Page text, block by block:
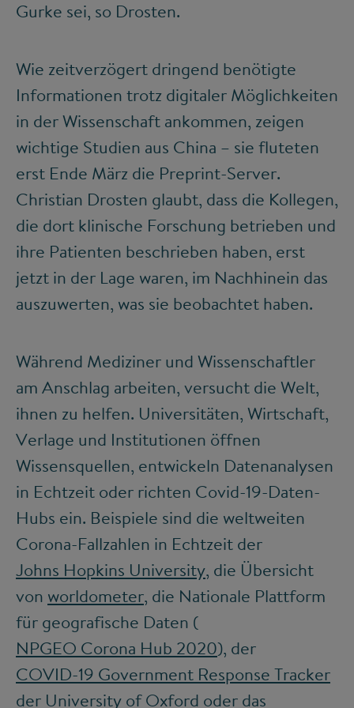
Gurke sei, so Drosten.
Wie zeitverzögert dringend benötigte
Informationen trotz digitaler Möglichkeiten
in der Wissenschaft ankommen, zeigen
wichtige Studien aus China – sie fluteten
erst Ende März die Preprint-Server.
Christian Drosten glaubt, dass die Kollegen,
die dort klinische Forschung betrieben und
ihre Patienten beschrieben haben, erst
jetzt in der Lage waren, im Nachhinein das
auszuwerten, was sie beobachtet haben.
Während Mediziner und Wissenschaftler
am Anschlag arbeiten, versucht die Welt,
ihnen zu helfen. Universitäten, Wirtschaft,
Verlage und Institutionen öffnen
Wissensquellen, entwickeln Datenanalysen
in Echtzeit oder richten Covid-19-Daten-
Hubs ein. Beispiele sind die weltweiten
Corona-Fallzahlen in Echtzeit der
Johns Hopkins University, die Übersicht
von worldometer, die Nationale Plattform
für geografische Daten (
NPGEO Corona Hub 2020), der
COVID-19 Government Response Tracker
der University of Oxford oder das